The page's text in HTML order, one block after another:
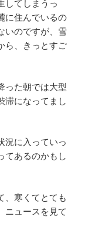
してしまうっ
に住んでいるの
いのですが、雪
ら、きっとすご
った朝では大型
滞になってまし
況に入っていっ
てあるのかもし
、寒くてとても
ニュースを見て